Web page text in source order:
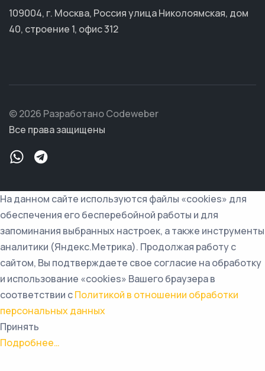
109004, г. Москва, Россия улица Николоямская, дом
40, строение 1, офис 312
© 2026 Разработано Codeweber
Все права защищены
На данном сайте используются файлы «cookies» для
обеспечения его бесперебойной работы и для
запоминания выбранных настроек, а также инструменты
аналитики (Яндекс.Метрика). Продолжая работу с
сайтом, Вы подтверждаете свое согласие на обработку
и использование «cookies» Вашего браузера в
соответствии сПолитикой в отношении обработки
персональных данных
Принять
Подробнее…